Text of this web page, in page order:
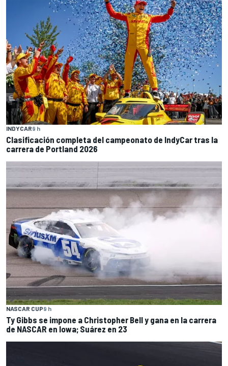
INDYCAR9 h
Clasificación completa del campeonato de IndyCar tras la
carrera de Portland 2026
NASCAR CUP9 h
Ty Gibbs se impone a Christopher Bell y gana en la carrera
de NASCAR en Iowa; Suárez en 23